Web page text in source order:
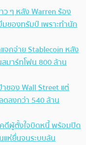
ว ๆ หลัง Warren ร้อง
ของทรัมป์ เพราะทำนัก
จกจ่าย Stablecoin หลัง
สมาร์ทโฟน 800 ล้าน
าของ Wall Street แต่
ลงกว่า 540 ล้าน
ดีผู้ตั้งใจบิดหนี้ พร้อมปิด
แห่ยื่นจนระบบล้น